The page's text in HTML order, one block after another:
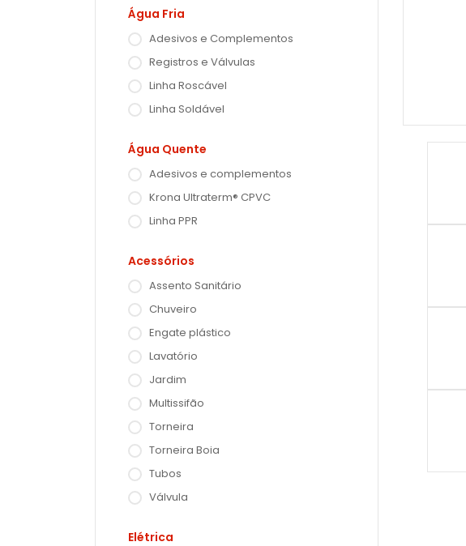
Água Fria
Adesivos e Complementos
Registros e Válvulas
Linha Roscável
Linha Soldável
Água Quente
Adesivos e complementos
Krona Ultraterm® CPVC
Linha PPR
Acessórios
Assento Sanitário
Chuveiro
Engate plástico
Lavatório
Jardim
Multissifão
Torneira
Torneira Boia
Tubos
Válvula
Elétrica